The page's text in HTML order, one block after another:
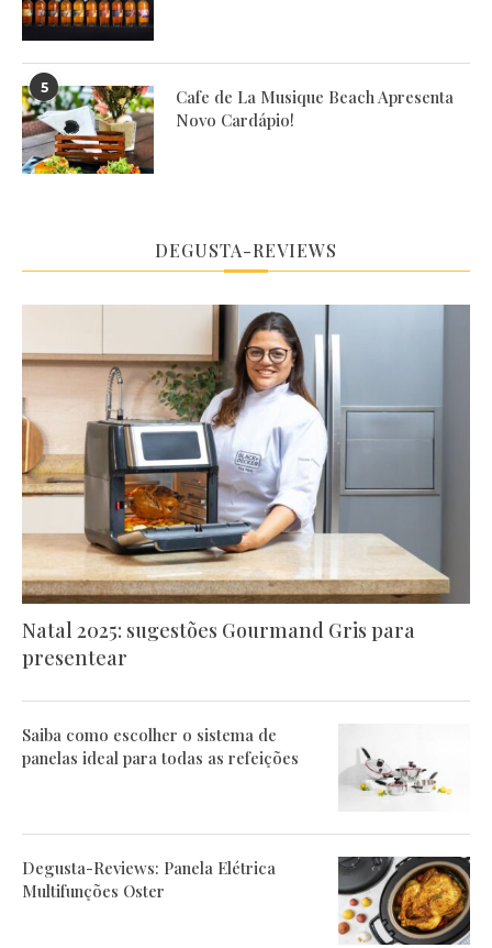
5
Cafe de La Musique Beach Apresenta
Novo Cardápio!
DEGUSTA-REVIEWS
Natal 2025: sugestões Gourmand Gris para
presentear
Saiba como escolher o sistema de
panelas ideal para todas as refeições
Degusta-Reviews: Panela Elétrica
Multifunções Oster